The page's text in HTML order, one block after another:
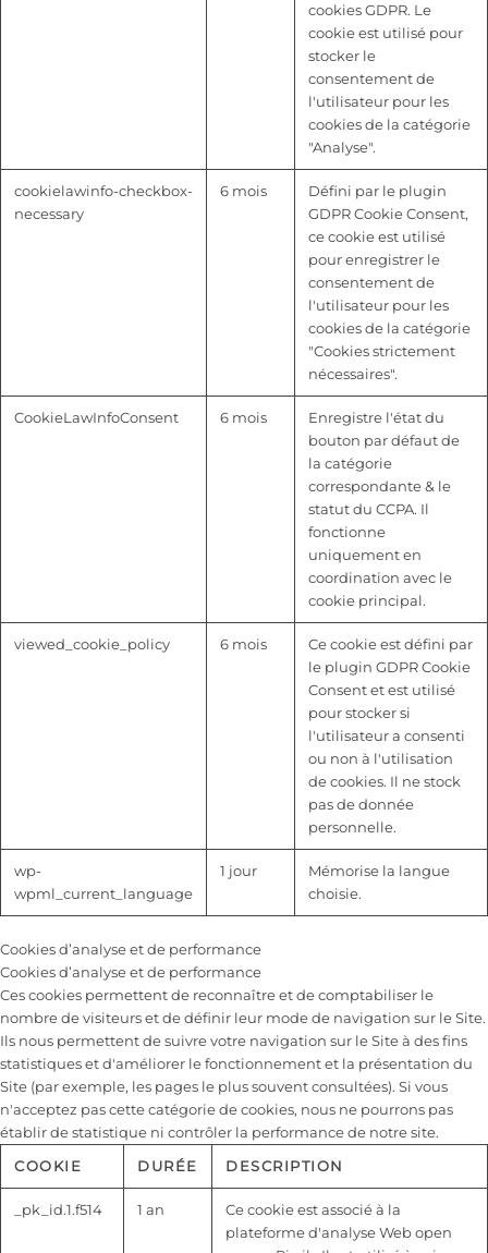
cookies GDPR. Le
cookie est utilisé pour
stocker le
consentement de
l'utilisateur pour les
cookies de la catégorie
"Analyse".
cookielawinfo-checkbox-
necessary
6 mois
Défini par le plugin
GDPR Cookie Consent,
ce cookie est utilisé
pour enregistrer le
consentement de
l'utilisateur pour les
cookies de la catégorie
"Cookies strictement
nécessaires".
CookieLawInfoConsent 6 mois
Enregistre l'état du
bouton par défaut de
la catégorie
correspondante & le
statut du CCPA. Il
fonctionne
uniquement en
coordination avec le
cookie principal.
viewed_cookie_policy 6 mois
Ce cookie est défini par
le plugin GDPR Cookie
Consent et est utilisé
pour stocker si
l'utilisateur a consenti
ou non à l'utilisation
de cookies. Il ne stock
pas de donnée
personnelle.
wp-
wpml_current_language
1 jour
Mémorise la langue
choisie.
Cookies d’analyse et de performance
Cookies d’analyse et de performance
Ces cookies permettent de reconnaître et de comptabiliser le
nombre de visiteurs et de définir leur mode de navigation sur le Site.
Ils nous permettent de suivre votre navigation sur le Site à des fins
statistiques et d'améliorer le fonctionnement et la présentation du
Site (par exemple, les pages le plus souvent consultées). Si vous
n'acceptez pas cette catégorie de cookies, nous ne pourrons pas
établir de statistique ni contrôler la performance de notre site.
COOKIE
DURÉE DESCRIPTION
_pk_id.1.f514 1 an
Ce cookie est associé à la
plateforme d'analyse Web open